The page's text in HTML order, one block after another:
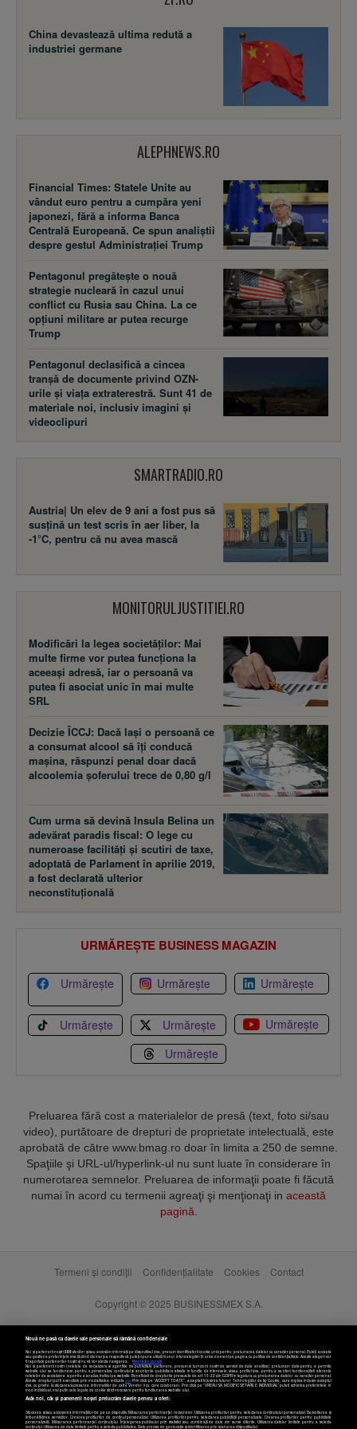
China devastează ultima redută a
industriei germane
ALEPHNEWS.RO
Financial Times: Statele Unite au
vândut euro pentru a cumpăra yeni
japonezi, fără a informa Banca
Centrală Europeană. Ce spun analiștii
despre gestul Administrației Trump
Pentagonul pregătește o nouă
strategie nucleară în cazul unui
conflict cu Rusia sau China. La ce
opțiuni militare ar putea recurge
Trump
Pentagonul declasifică a cincea
tranșă de documente privind OZN-
urile și viața extraterestră. Sunt 41 de
materiale noi, inclusiv imagini și
videoclipuri
SMARTRADIO.RO
Austria| Un elev de 9 ani a fost pus să
susţină un test scris în aer liber, la
-1°C, pentru că nu avea mască
MONITORULJUSTITIEI.RO
Modificări la legea societăţilor: Mai
multe firme vor putea funcţiona la
aceeaşi adresă, iar o persoană va
putea fi asociat unic în mai multe
SRL
Decizie ÎCCJ: Dacă laşi o persoană ce
a consumat alcool să îţi conducă
maşina, răspunzi penal doar dacă
alcoolemia şoferului trece de 0,80 g/l
Cum urma să devină Insula Belina un
adevărat paradis fiscal: O lege cu
numeroase facilităţi şi scutiri de taxe,
adoptată de Parlament în aprilie 2019,
a fost declarată ulterior
neconstituţională
URMĂREȘTE BUSINESS MAGAZIN
Urmărește Urmărește Urmărește
Urmărește Urmărește
Urmărește
Urmărește
Preluarea fără cost a materialelor de presă (text, foto si/sau
video), purtătoare de drepturi de proprietate intelectuală, este
aprobată de către www.bmag.ro doar în limita a 250 de semne.
Spaţiile şi URL-ul/hyperlink-ul nu sunt luate în considerare în
numerotarea semnelor. Preluarea de informaţii poate fi făcută
numai în acord cu termenii agreaţi şi menţionaţi in această
pagină.
Termeni și condiții Confidențialitate Cookies Contact
Copyright © 2025 BUSINESSMEX S.A.
Nouă ne pasă ca datele tale personale să rămână confidențiale
Noi și partenerii noștri589stocăm și/sau accesăm informații pe dispozitivul dvs., precum identificatorii cookie unici pentru prelucrarea datelor cu caracter personal. Puteți accepta
sau gestiona preferințele dvs. făcând clic mai jos, respectiv vă puteți opune utilizării unui interes legitim în orice moment pe pagina cu politica de confidențialitate. Aceste alegeri vor
fi raportate partenerilor noștri și nu vă vor afecta navigarea.
Mai multe detalii
Noi si partenerii nostri (retelele de socializare si agentiile de publicitate partenere, precum si furnizorii nostri de servicii de date analitice) prelucram date pentru a permite
website-ului sa functioneze, pentru a personaliza continutul si anunturile publicitare afisate in functie de interesele si/sau profilul dvs., pentru a va oferi functionalitati aferente
retelelor de socializare si pentru a analiza traficul pe website. Beneficiati de drepturile prevazute de art. 15-22 din GDPR in legatura cu prelucrarea datelor cu caracter personal.
Aceste drepturi pot fi exercitate prin modalitatea indicataaici. Prin click pe “ACCEPT TOATE”, acceptati folosirea tuturor Tehnologiilor de tip Cookie, care implica inclusiv acceptul
dvs. cu privire la stocarea/accesarea informatiilor de catre Vendor-ii cu care colaboram. Prin click pe “VREAU SA MODIFIC SETARILE INDIVIDUAL” puteti schimba preferintele in
mod individual, mai putin cele legate de cookie strict necesare pentru functionarea website-ului.
Atât noi, cât și partenerii noștri prelucrăm datele pentru a oferi:
Stocarea și/sau accesarea informațiilor de pe un dispozitiv. Măsurarea performanței reclamelor. Utilizarea profilurilor pentru selectarea conținutului personalizat. Dezvoltarea și
îmbunătățirea serviciilor. Crearea profilurilor de conținut personalizat. Utilizarea profilurilor pentru selectarea publicității personalizate. Crearea profilurilor pentru publicitate
personalizată. Măsurarea performanței conținutului. Înțelegerea publicului prin statistici sau combinații de date din surse diferite. Utilizarea datelor limitate pentru a selecta
conținutul. Utilizarea de date limitate pentru a selecta publicitatea. Date precise de geolocație și identificarea prin scanarea dispozitivului.